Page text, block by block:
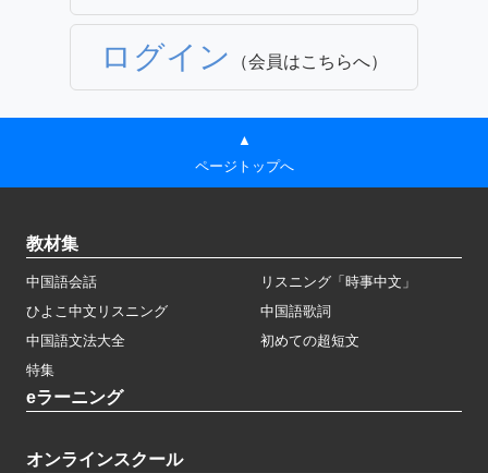
ログイン （会員はこちらへ）
▲
ページトップへ
教材集
中国語会話
リスニング「時事中文」
ひよこ中文リスニング
中国語歌詞
中国語文法大全
初めての超短文
特集
eラーニング
オンラインスクール